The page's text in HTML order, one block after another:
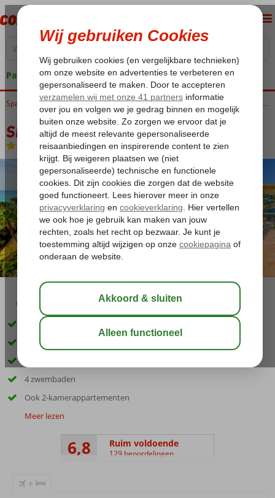
Pakketgarantie
Home Canarische Eilanden Fuerteventura Costa Calma SBH Costa Calma Beach Resort
SBH Costa Calma Beach Resort
All Inclusive- Aparthotel
04:30 aug 27°C
All Inclusive genieten!
Direct aan het zandstrand
4 zwembaden
Ook 2-kamerappartementen
Meer lezen
6,8 Ruim voldoende
129 beoordelingen
+